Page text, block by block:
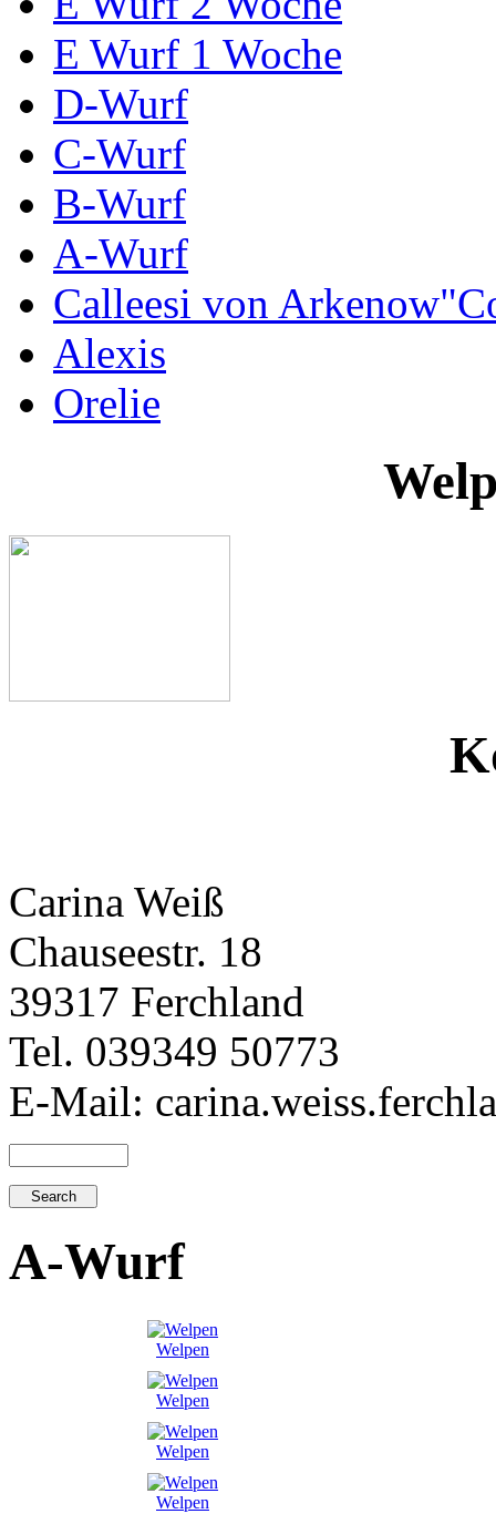
E Wurf 1 Woche
D-Wurf
C-Wurf
B-Wurf
A-Wurf
Calleesi von
Alexis
Orelie
Carina Weiß
Chauseestr. 18
39317 Ferchland
Tel. 039349 50773
E-Mail:
A-Wurf
Welpen
Welpen
Welpen
Welpen